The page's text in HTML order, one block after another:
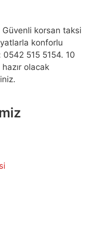
korsan taksi
konforlu
0542 515 5154. 10
olacak